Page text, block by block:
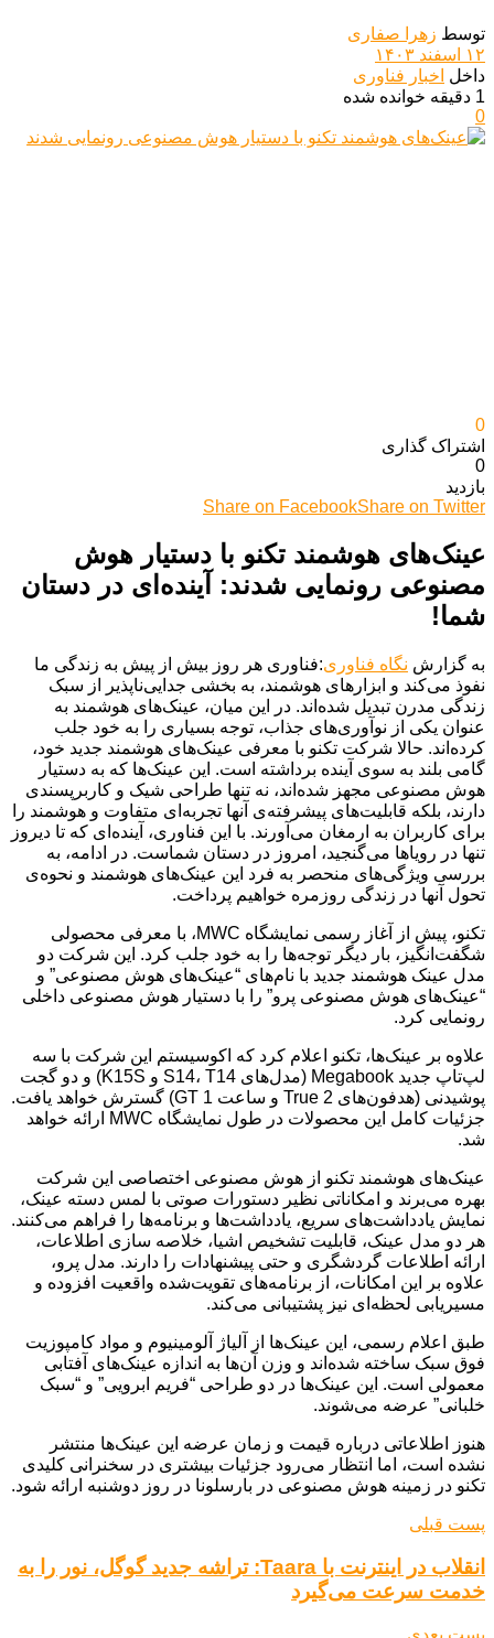
توسط زهرا صفاری
۱۲ اسفند ۱۴۰۳
داخل اخبار فناوری
1 دقیقه خوانده شده
0
0
اشتراک گذاری‌
0
بازدید
Share on FacebookShare on Twitter
عینک‌های هوشمند تکنو با دستیار هوش
مصنوعی رونمایی شدند: آینده‌ای در دستان
شما!
به گزارش نگاه فناوری:فناوری هر روز بیش از پیش به زندگی ما
نفوذ می‌کند و ابزارهای هوشمند، به بخشی جدایی‌ناپذیر از سبک
زندگی مدرن تبدیل شده‌اند. در این میان، عینک‌های هوشمند به
عنوان یکی از نوآوری‌های جذاب، توجه بسیاری را به خود جلب
کرده‌اند. حالا شرکت تکنو با معرفی عینک‌های هوشمند جدید خود،
گامی بلند به سوی آینده برداشته است. این عینک‌ها که به دستیار
هوش مصنوعی مجهز شده‌اند، نه تنها طراحی شیک و کاربرپسندی
دارند، بلکه قابلیت‌های پیشرفته‌ی آنها تجربه‌ای متفاوت و هوشمند را
برای کاربران به ارمغان می‌آورند. با این فناوری، آینده‌ای که تا دیروز
تنها در رویاها می‌گنجید، امروز در دستان شماست. در ادامه، به
بررسی ویژگی‌های منحصر به فرد این عینک‌های هوشمند و نحوه‌ی
تحول آنها در زندگی روزمره خواهیم پرداخت.
تکنو، پیش از آغاز رسمی نمایشگاه MWC، با معرفی محصولی
شگفت‌انگیز، بار دیگر توجه‌ها را به خود جلب کرد. این شرکت دو
مدل عینک هوشمند جدید با نام‌های “عینک‌های هوش مصنوعی” و
“عینک‌های هوش مصنوعی پرو” را با دستیار هوش مصنوعی داخلی
رونمایی کرد.
علاوه بر عینک‌ها، تکنو اعلام کرد که اکوسیستم این شرکت با سه
لپ‌تاپ جدید Megabook (مدل‌های S14، T14 و K15S) و دو گجت
پوشیدنی (هدفون‌های True 2 و ساعت GT 1) گسترش خواهد یافت.
جزئیات کامل این محصولات در طول نمایشگاه MWC ارائه خواهد
شد.
عینک‌های هوشمند تکنو از هوش مصنوعی اختصاصی این شرکت
بهره می‌برند و امکاناتی نظیر دستورات صوتی با لمس دسته عینک،
نمایش یادداشت‌های سریع، یادداشت‌ها و برنامه‌ها را فراهم می‌کنند.
هر دو مدل عینک، قابلیت تشخیص اشیا، خلاصه سازی اطلاعات،
ارائه اطلاعات گردشگری و حتی پیشنهادات را دارند. مدل پرو،
علاوه بر این امکانات، از برنامه‌های تقویت‌شده واقعیت افزوده و
مسیریابی لحظه‌ای نیز پشتیبانی می‌کند.
طبق اعلام رسمی، این عینک‌ها از آلیاژ آلومینیوم و مواد کامپوزیت
فوق سبک ساخته شده‌اند و وزن آن‌ها به اندازه عینک‌های آفتابی
معمولی است. این عینک‌ها در دو طراحی “فریم ابرویی” و “سبک
خلبانی” عرضه می‌شوند.
هنوز اطلاعاتی درباره قیمت و زمان عرضه این عینک‌ها منتشر
نشده است، اما انتظار می‌رود جزئیات بیشتری در سخنرانی کلیدی
تکنو در زمینه هوش مصنوعی در بارسلونا در روز دوشنبه ارائه شود.
پست قبلی
انقلاب در اینترنت با Taara: تراشه جدید گوگل، نور را به
خدمت سرعت می‌گیرد